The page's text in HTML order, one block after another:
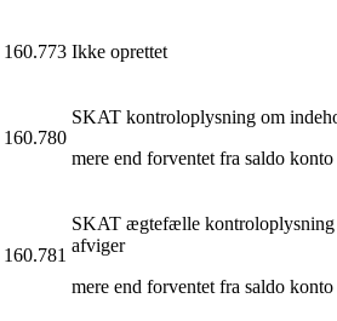
160.773 Ikke oprettet
160.780
SKAT kontroloplysning om
mere end forventet fra saldo
160.781
SKAT ægtefælle kontroloplysning
afviger
mere end forventet fra saldo